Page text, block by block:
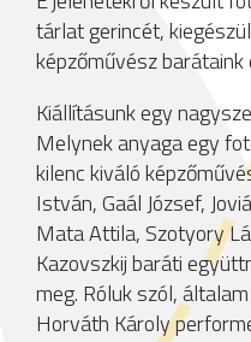
tárlat gerincét,
képzőművész
Kiállításunk egy
Melynek anyaga egy
kilenc kiváló
István, Gaál József,
Mata Attila, Szotyory
Kazovszkij baráti
meg. Róluk szól,
Horváth Károly